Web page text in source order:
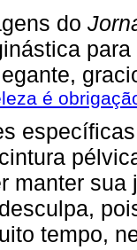
do
é
manter
tempo,